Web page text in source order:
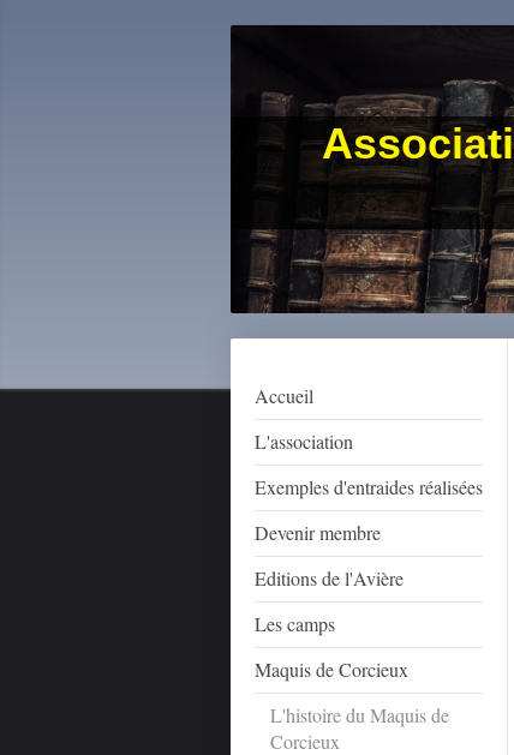
Accueil
L'association
Exemples d'entraides réalisées
Devenir membre
Editions de l'Avière
Les camps
Maquis de Corcieux
L'histoire du Maquis de
Corcieux